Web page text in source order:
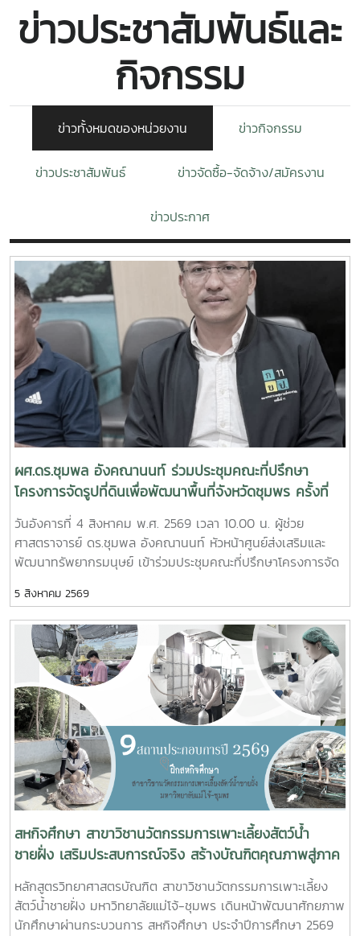
ข่าวประชาสัมพันธ์และ
กิจกรรม
ข่าวทั้งหมดของหน่วยงาน ข่าวกิจกรรม
ข่าวประชาสัมพันธ์ ข่าวจัดซื้อ-จัดจ้าง/สมัครงาน
ข่าวประกาศ
ผศ.ดร.ชุมพล อังคณานนท์ ร่วมประชุมคณะที่ปรึกษา
โครงการจัดรูปที่ดินเพื่อพัฒนาพื้นที่จังหวัดชุมพร ครั้งที่
2/2569
วันอังคารที่ 4 สิงหาคม พ.ศ. 2569 เวลา 10.00 น. ผู้ช่วย
ศาสตราจารย์ ดร.ชุมพล อังคณานนท์ หัวหน้าศูนย์ส่งเสริมและ
พัฒนาทรัพยากรมนุษย์ เข้าร่วมประชุมคณะที่ปรึกษาโครงการจัด
รวม สาย ก3 และ ก4ในเขตผังเมืองรวมชุมชนปากน้ำหลังสวน
จังหวัดชุมพร ครั้งที่ 2/2569 ณ ห้องประชุมเกาะทองหลาง ชั้น 3
ศาลากลางจังหวัดชุมพร โดยมีนายจักรพงศ์ นิลไพรัช ธนารักษ์
พื้นที่ชุมพร เป็นประธานในการประชุมในการนี้ นายอุดม จิตตวงค์
โยธาธิการและผังเมืองจังหวัดชุมพร พร้อมด้วยคณะที่ปรึกษา
โครงการจัดรูปที่ดินเพื่อพัฒนาพื้นที่ส่วนจังหวัดชุมพร บริเวณ
ถนนผังเมืองรวม สาย ก3 และก4 ในเขตผังเมืองรวมชุมชน
ปากน้ำหลังสวน เข้าร่วมการประชุมฯ ดังกล่าว เพื่อพิจารณาขอ
ความเห็นชอบค่าชดเชยต้นไม้และพืชผล และค่าชดเชยอาคารและสิ่ง
ปลูกสร้างจากกองทุนจัดรูปที่ดินเพื่อพัฒนาพื้นที่มติที่ประชุม รับ
ทราบรายละเอียดราคาและเห็นควรให้เสนอคณะกรรมการจังหวัด
ขอรับเงินอุดหนุนจากกกองทุนจัดรูปเพื่อพัฒนาพื้นที่
5 สิงหาคม 2569
สหกิจศึกษา สาขาวิชานวัตกรรมการเพาะเลี้ยงสัตว์น้ำ
ชายฝั่ง เสริมประสบการณ์จริง สร้างบัณฑิตคุณภาพสู่ภาค
อุตสาหกรรมการผลิตสัตว์น้ำ
หลักสูตรวิทยาศาสตรบัณฑิต สาขาวิชานวัตกรรมการเพาะเลี้ยง
สัตว์น้ำชายฝั่ง มหาวิทยาลัยแม่โจ้-ชุมพร เดินหน้าพัฒนาศักยภาพ
นักศึกษาผ่านกระบวนการ สหกิจศึกษา ประจำปีการศึกษา 2569